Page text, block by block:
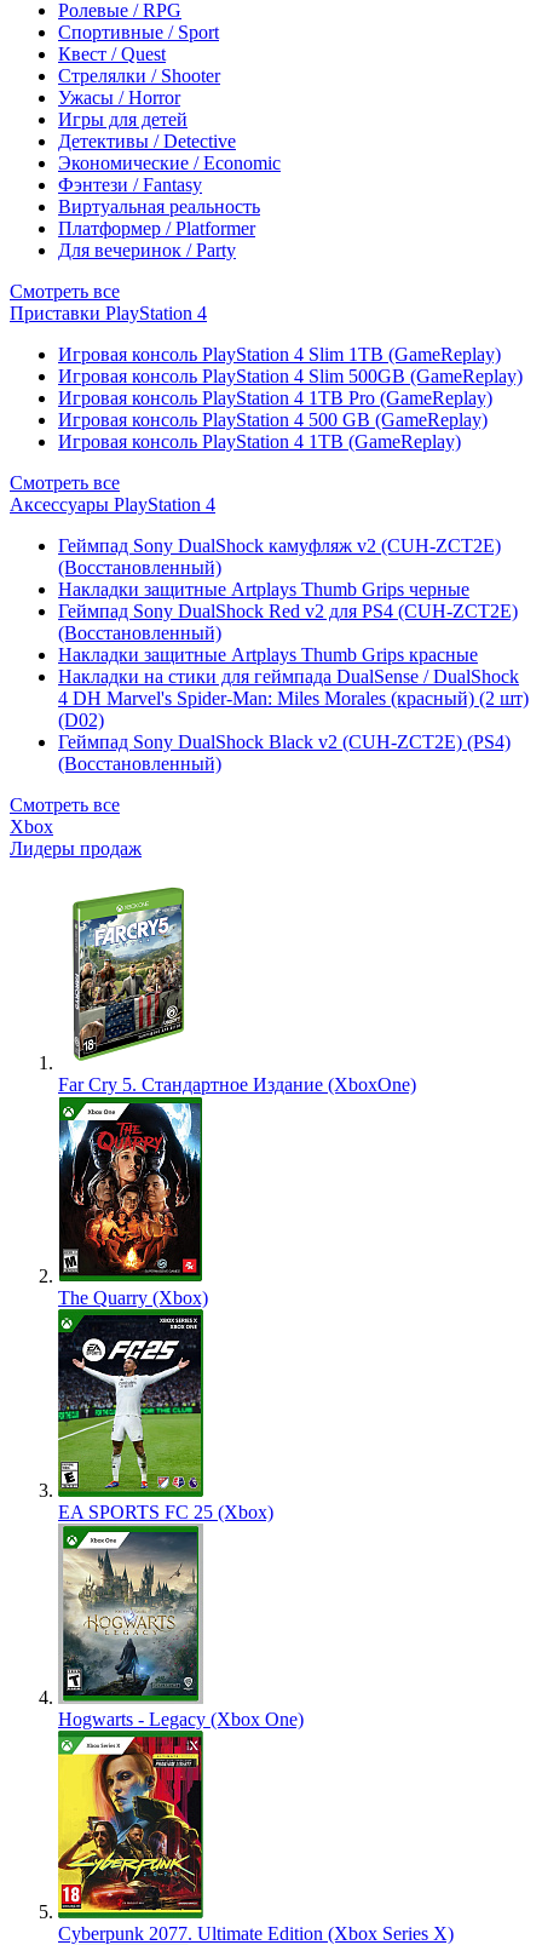
Ролевые / RPG
Спортивные / Sport
Квест / Quest
Стрелялки / Shooter
Ужасы / Horror
Игры для детей
Детективы / Detective
Экономические / Economic
Фэнтези / Fantasy
Виртуальная реальность
Платформер / Platformer
Для вечеринок / Party
Смотреть все
Приставки PlayStation 4
Игровая консоль PlayStation 4 Slim 1TB (GameReplay)
Игровая консоль PlayStation 4 Slim 500GB (GameReplay)
Игровая консоль PlayStation 4 1TB Pro (GameReplay)
Игровая консоль PlayStation 4 500 GB (GameReplay)
Игровая консоль PlayStation 4 1TB (GameReplay)
Смотреть все
Аксессуары PlayStation 4
Геймпад Sony DualShock камуфляж v2 (CUH-ZCT2E)
(Восстановленный)
Накладки защитные Artplays Thumb Grips черные
Геймпад Sony DualShock Red v2 для PS4 (CUH-ZCT2E)
(Восстановленный)
Накладки защитные Artplays Thumb Grips красные
Накладки на стики для геймпада DualSense / DualShock
4 DH Marvel's Spider-Man: Miles Morales (красный) (2 шт)
(D02)
Геймпад Sony DualShock Black v2 (CUH-ZCT2E) (PS4)
(Восстановленный)
Смотреть все
Xbox
Лидеры продаж
Far Cry 5. Стандартное Издание (XboxOne)
The Quarry (Xbox)
EA SPORTS FC 25 (Xbox)
Hogwarts - Legacy (Xbox One)
Cyberpunk 2077. Ultimate Edition (Xbox Series X)